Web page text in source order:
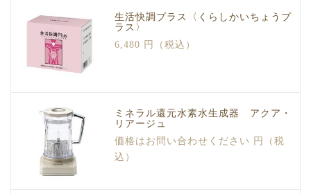
生活快調プラス〈くらしかいちょうプ
ラス〉
6,480 円（税込）
ミネラル還元水素水生成器 アクア・
リアージュ
価格はお問い合わせください 円（税
込）